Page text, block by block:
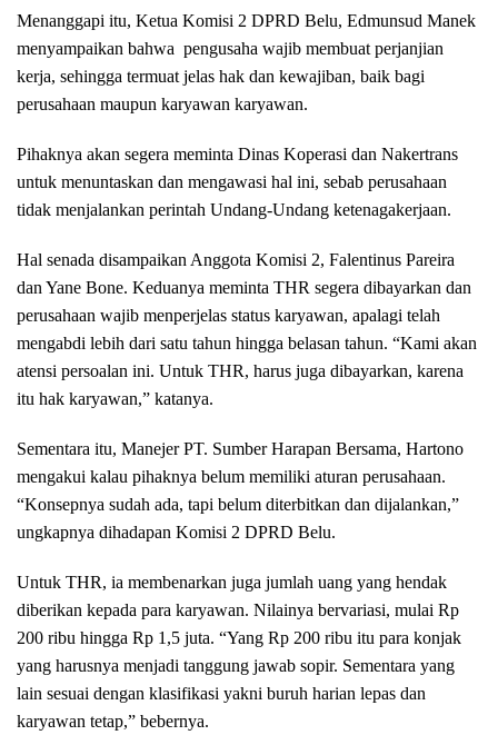
Menanggapi itu, Ketua Komisi 2 DPRD Belu, Edmunsud Manek
menyampaikan bahwa pengusaha wajib membuat perjanjian
kerja, sehingga termuat jelas hak dan kewajiban, baik bagi
perusahaan maupun karyawan karyawan.
Pihaknya akan segera meminta Dinas Koperasi dan Nakertrans
untuk menuntaskan dan mengawasi hal ini, sebab perusahaan
tidak menjalankan perintah Undang-Undang ketenagakerjaan.
Hal senada disampaikan Anggota Komisi 2, Falentinus Pareira
dan Yane Bone. Keduanya meminta THR segera dibayarkan dan
perusahaan wajib menperjelas status karyawan, apalagi telah
mengabdi lebih dari satu tahun hingga belasan tahun. “Kami akan
atensi persoalan ini. Untuk THR, harus juga dibayarkan, karena
itu hak karyawan,” katanya.
Sementara itu, Manejer PT. Sumber Harapan Bersama, Hartono
mengakui kalau pihaknya belum memiliki aturan perusahaan.
“Konsepnya sudah ada, tapi belum diterbitkan dan dijalankan,”
ungkapnya dihadapan Komisi 2 DPRD Belu.
Untuk THR, ia membenarkan juga jumlah uang yang hendak
diberikan kepada para karyawan. Nilainya bervariasi, mulai Rp
200 ribu hingga Rp 1,5 juta. “Yang Rp 200 ribu itu para konjak
yang harusnya menjadi tanggung jawab sopir. Sementara yang
lain sesuai dengan klasifikasi yakni buruh harian lepas dan
karyawan tetap,” bebernya.